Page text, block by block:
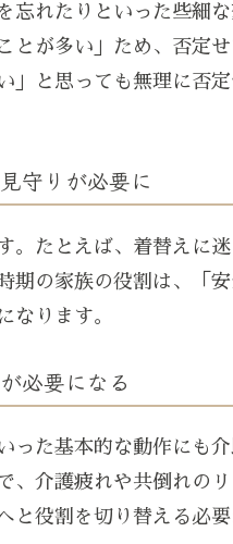
忘れたりといった些細
とが多い」ため、否定
」と思っても無理に否
守りが必要に
。たとえば、着替えに
期の家族の役割は、「
なります。
必要になる
った基本的な動作にも
、介護疲れや共倒れの
と役割を切り替える必要